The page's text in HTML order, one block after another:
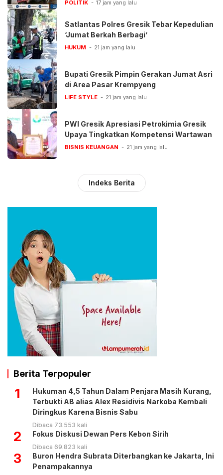
POLITIK 17 jam yang lalu
Satlantas Polres Gresik Tebar Kepedulian
‘Jumat Berkah Berbagi’
HUKUM 21 jam yang lalu
Bupati Gresik Pimpin Gerakan Jumat Asri
di Area Pasar Krempyeng
LIFE STYLE 21 jam yang lalu
PWI Gresik Apresiasi Petrokimia Gresik
Upaya Tingkatkan Kompetensi Wartawan
BISNIS KEUANGAN 21 jam yang lalu
Indeks Berita
Berita Terpopuler
1
Hukuman 4,5 Tahun Dalam Penjara Masih Kurang,
Terbukti AB alias Alex Residivis Narkoba Kembali
Diringkus Karena Bisnis Sabu
Dibaca 73.553 kali
2 Fokus Diskusi Dewan Pers Kebon Sirih
Dibaca 69.823 kali
3
Buron Hendra Subrata Diterbangkan ke Jakarta, Ini
Penampakannya